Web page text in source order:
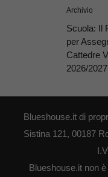
Archivio
Scuola: Il
per
Cattedre
2026/2027
Blueshouse.it di
Sistina 121, 00187
Blueshouse.it non